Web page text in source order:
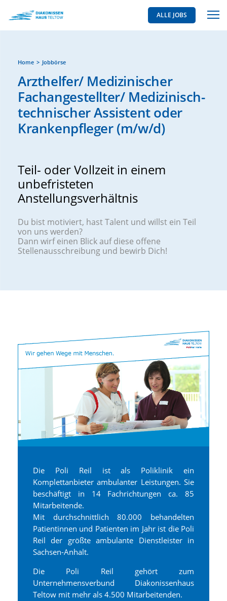
ALLE JOBS
Home Jobbörse
Arzthelfer/ Medizinischer
Fachangestellter/ Medizinisch-
technischer Assistent oder
Krankenpfleger (m/w/d)
Teil- oder Vollzeit in einem
unbefristeten
Anstellungsverhältnis
Du bist motiviert, hast Talent und willst ein Teil
von uns werden?
Dann wirf einen Blick auf diese offene
Stellenausschreibung und bewirb Dich!
Die Poli Reil ist als Poliklinik ein
Komplettanbieter ambulanter Leistungen. Sie
beschäftigt in 14 Fachrichtungen ca. 85
Mitarbeitende.
Mit durchschnittlich 80.000 behandelten
Patientinnen und Patienten im Jahr ist die Poli
Reil der größte ambulante Dienstleister in
Sachsen-Anhalt.
Die Poli Reil gehört zum
Unternehmensverbund Diakonissenhaus
Teltow mit mehr als 4.500 Mitarbeitenden.